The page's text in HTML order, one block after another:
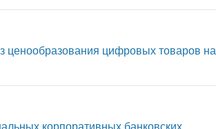
ценообразования цифровых товаров на